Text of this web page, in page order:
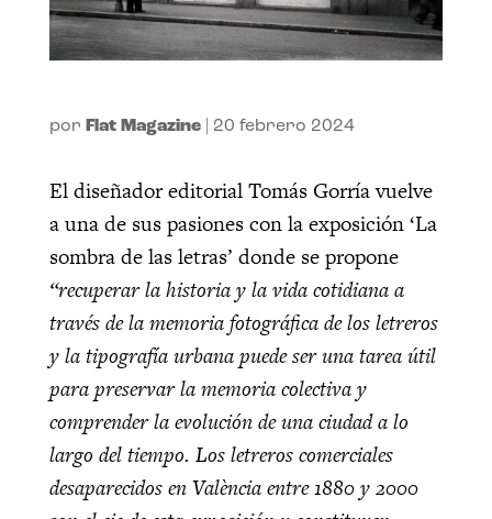
por Flat Magazine| 20 febrero 2024
El diseñador editorial Tomás Gorría vuelve
a una de sus pasiones con la exposición ‘La
sombra de las letras’ donde se propone
“recuperar la historia y la vida cotidiana a
través de la memoria fotográfica de los letreros
y la tipografía urbana puede ser una tarea útil
para preservar la memoria colectiva y
comprender la evolución de una ciudad a lo
largo del tiempo. Los letreros comerciales
desaparecidos en València entre 1880 y 2000